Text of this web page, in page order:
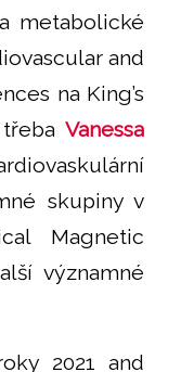
metabolické
and
na King’s
třebaVanessa
skupiny v
Magnetic
významné
2021 and